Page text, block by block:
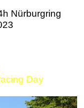
Nürburgring
Day